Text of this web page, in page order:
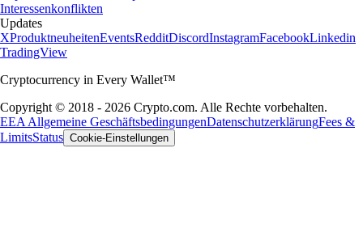
Interessenkonflikten
Updates
XProduktneuheitenEventsRedditDiscordInstagramFacebookLinkedin
TradingView
Cryptocurrency in Every Wallet™
Copyright © 2018 - 2026 Crypto.com. Alle Rechte vorbehalten.
EEA Allgemeine GeschäftsbedingungenDatenschutzerklärungFees &
LimitsStatus Cookie-Einstellungen